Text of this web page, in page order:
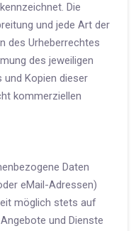
Die
und jede Art der
des Urheberrechtes
des jeweiligen
und Kopien dieser
kommerziellen
Daten
eMail-Adressen)
möglich stets auf
und Dienste